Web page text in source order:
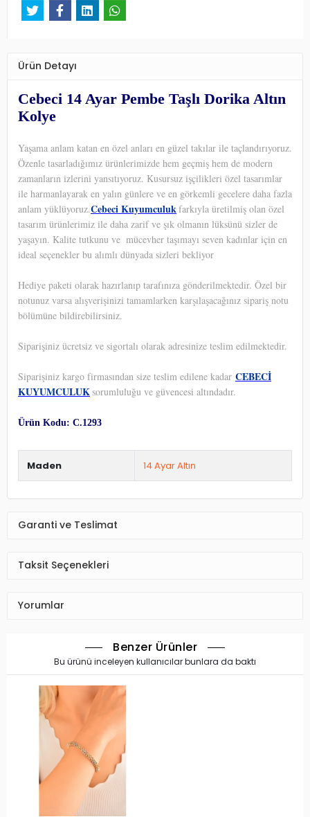
Ürün Detayı
Cebeci 14 Ayar Pembe Taşlı Dorika Altın
Kolye
Yaşama anlam katan en özel anları en güzel takılar ile taçlandırıyoruz.
Özenle tasarladığımız ürünlerimizde hem geçmiş hem de modern
zamanların izlerini yansıtıyoruz. Kusursuz işçilikleri özel tasarımlar
ile harmanlayarak en yalın günlere ve en görkemli gecelere daha fazla
anlam yüklüyoruz.Cebeci Kuyumculukfarkıyla üretilmiş olan özel
tasarım ürünlerimiz ile daha zarif ve şık olmanın lüksünü sizler de
yaşayın. Kalite tutkunu ve mücevher taşımayı seven kadınlar için en
ideal seçenekler bu alımlı dünyada sizleri bekliyor
Hediye paketi olarak hazırlanıp tarafınıza gönderilmektedir. Özel bir
notunuz varsa alışverişinizi tamamlarken karşılaşacağınız sipariş notu
bölümüne bildirebilirsiniz.
Siparişiniz ücretsiz ve sigortalı olarak adresinize teslim edilmektedir.
Siparişiniz kargo firmasından size teslim edilene kadar CEBECİ
KUYUMCULUKsorumluluğu ve güvencesi altındadır.
Ürün Kodu: C.1293
Maden 14 Ayar Altın
Garanti ve Teslimat
Taksit Seçenekleri
Yorumlar
Benzer Ürünler
Bu ürünü inceleyen kullanıcılar bunlara da baktı